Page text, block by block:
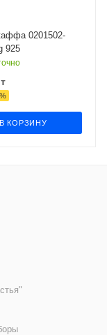
0201502-
925
В КОРЗИНУ